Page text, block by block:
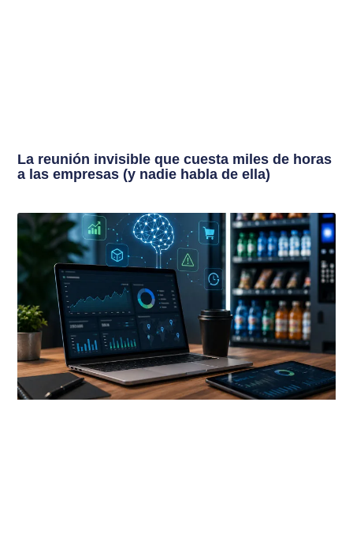
La reunión invisible que cuesta miles de horas
a las empresas (y nadie habla de ella)